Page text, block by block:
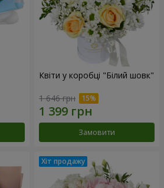
Квіти у коробці "Білий шовк"
1 646 грн
Замовити